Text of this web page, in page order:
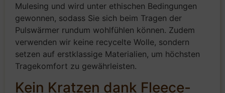
Mulesing und wird unter ethischen Bedingungen
gewonnen, sodass Sie sich beim Tragen der
Pulswärmer rundum wohlfühlen können. Zudem
verwenden wir keine recycelte Wolle, sondern
setzen auf erstklassige Materialien, um höchsten
Tragekomfort zu gewährleisten.
Kein Kratzen dank Fleece-